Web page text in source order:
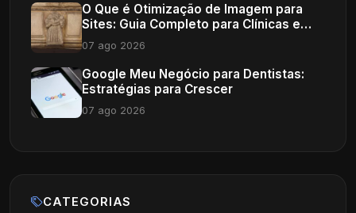
O Que é Otimização de Imagem para
Sites: Guia Completo para Clínicas e
Consultórios
07 ago 2026
Google Meu Negócio para Dentistas:
Estratégias para Crescer
07 ago 2026
CATEGORIAS